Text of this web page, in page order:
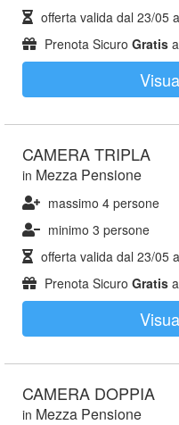
offerta valida dal 23/05
Prenota Sicuro Gratis
CAMERA TRIPLA
in Mezza Pensione
massimo 4 persone
minimo 3 persone
offerta valida dal 23/05
Prenota Sicuro Gratis
CAMERA DOPPIA
in Mezza Pensione